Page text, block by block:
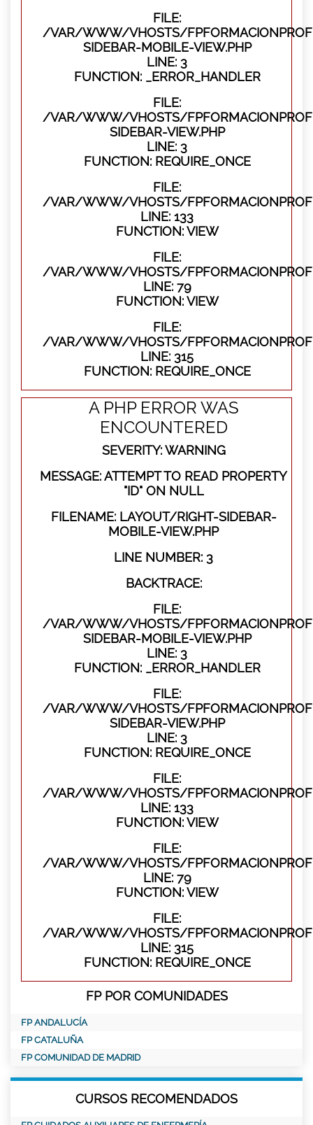
FILE:
/VAR/WWW/VHOSTS/
SIDEBAR-MOBILE-VIEW.PHP
LINE: 3
FUNCTION: _ERROR_HANDLER
FILE:
/VAR/WWW/VHOSTS/
SIDEBAR-VIEW.PHP
LINE: 3
FUNCTION: REQUIRE_ONCE
FILE:
/VAR/WWW/VHOSTS/
LINE: 133
FUNCTION: VIEW
FILE:
/VAR/WWW/VHOSTS/
LINE: 79
FUNCTION: VIEW
FILE:
/VAR/WWW/VHOSTS/
LINE: 315
FUNCTION: REQUIRE_ONCE
A PHP ERROR WAS
ENCOUNTERED
SEVERITY: WARNING
MESSAGE: ATTEMPT TO READ PROPERTY
"ID" ON NULL
FILENAME: LAYOUT/RIGHT-SIDEBAR-
MOBILE-VIEW.PHP
LINE NUMBER: 3
BACKTRACE:
FILE:
/VAR/WWW/VHOSTS/
SIDEBAR-MOBILE-VIEW.PHP
LINE: 3
FUNCTION: _ERROR_HANDLER
FILE:
/VAR/WWW/VHOSTS/
SIDEBAR-VIEW.PHP
LINE: 3
FUNCTION: REQUIRE_ONCE
FILE:
/VAR/WWW/VHOSTS/
LINE: 133
FUNCTION: VIEW
FILE:
/VAR/WWW/VHOSTS/
LINE: 79
FUNCTION: VIEW
FILE:
/VAR/WWW/VHOSTS/
LINE: 315
FUNCTION: REQUIRE_ONCE
FP POR COMUNIDADES
FP ANDALUCÍA
FP CATALUÑA
FP COMUNIDAD DE MADRID
CURSOS RECOMENDADOS